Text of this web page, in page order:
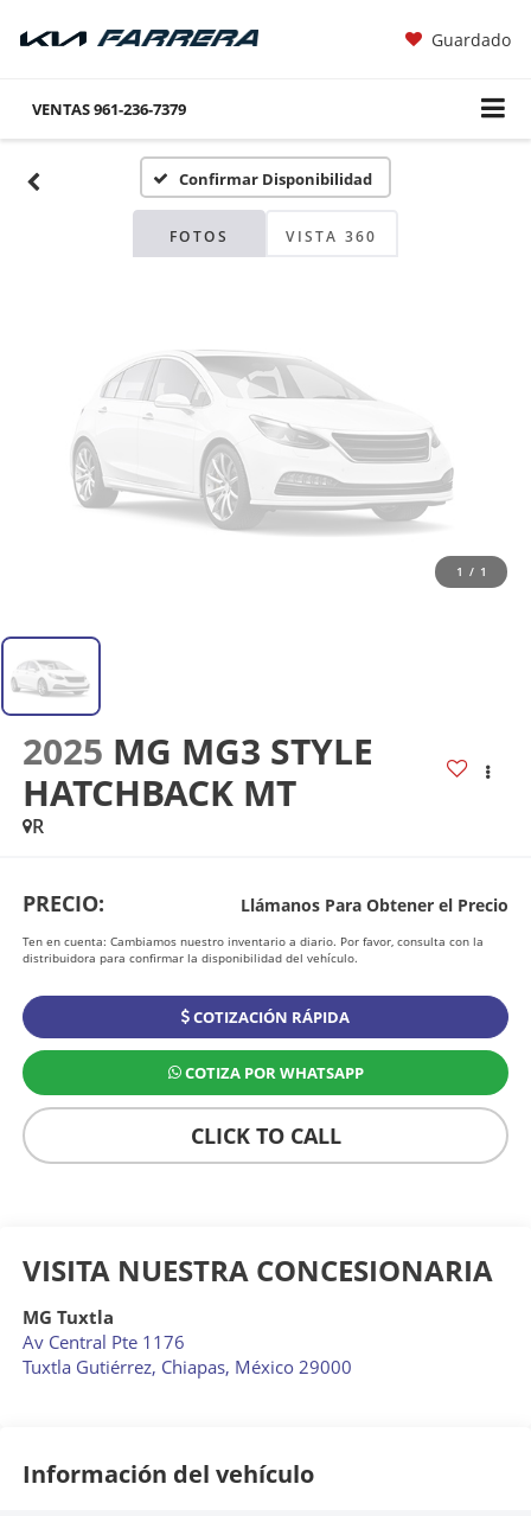
Guardado
VENTAS961-236-7379
Confirmar Disponibilidad
FOTOS VISTA 360
Fotos No
Disponibles
Por favor, revise luego
1 / 1
2025 MG MG3 STYLE
HATCHBACK MT
R
PRECIO: Llámanos Para Obtener el Precio
Ten en cuenta: Cambiamos nuestro inventario a diario. Por favor, consulta con la
distribuidora para confirmar la disponibilidad del vehículo.
COTIZACIÓN RÁPIDA
COTIZA POR WHATSAPP
CLICK TO CALL
VISITA NUESTRA CONCESIONARIA
MG Tuxtla
Av Central Pte 1176
Tuxtla Gutiérrez, Chiapas, México 29000
Información del vehículo